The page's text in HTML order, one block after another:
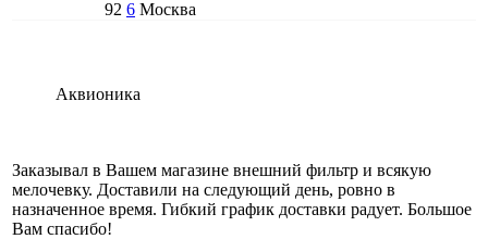
92 6 Москва
Аквионика
Заказывал в Вашем магазине внешний фильтр и всякую
мелочевку. Доставили на следующий день, ровно в
назначенное время. Гибкий график доставки радует. Большое
Вам спасибо!